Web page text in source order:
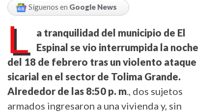
Síguenos en Google News
L
a tranquilidad del municipio de El
Espinal se vio interrumpida la noche
del 18 de febrero tras un violento ataque
sicarial en el sector de Tolima Grande.
Alrededor de las 8:50 p. m., dos sujetos
armados ingresaron a una vivienda y, sin